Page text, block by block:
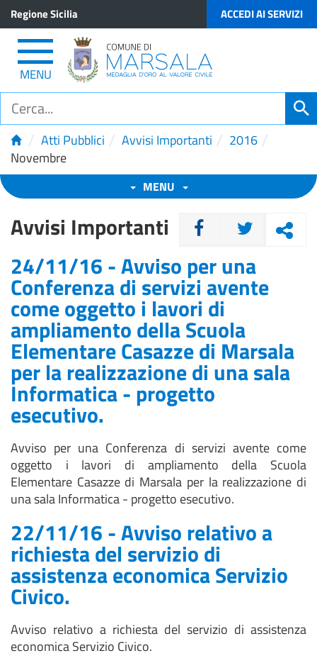
Regione Sicilia ACCEDI AI SERVIZI
MENU
Atti Pubblici Avvisi Importanti 2016
Novembre
MENU
CONDIVIDI
Avvisi Importanti
24/11/16 - Avviso per una
Conferenza di servizi avente
come oggetto i lavori di
ampliamento della Scuola
Elementare Casazze di Marsala
per la realizzazione di una sala
Informatica - progetto
esecutivo.
Avviso per una Conferenza di servizi avente come
oggetto i lavori di ampliamento della Scuola
Elementare Casazze di Marsala per la realizzazione di
una sala Informatica - progetto esecutivo.
22/11/16 - Avviso relativo a
richiesta del servizio di
assistenza economica Servizio
Civico.
Avviso relativo a richiesta del servizio di assistenza
economica Servizio Civico.